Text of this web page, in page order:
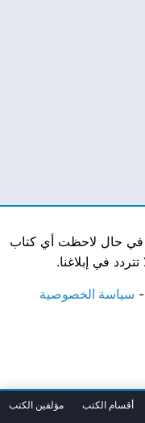
في حال لاحظت أي كتاب
في إبلاغنا.
سياسة الخصوصية
أقسام الكتب مؤلفين الكتب